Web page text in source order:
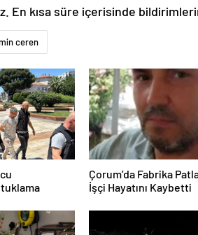
En kısa süre içerisinde
ceren
Çorum’da Fabrika
İşçi Hayatını Kaybetti